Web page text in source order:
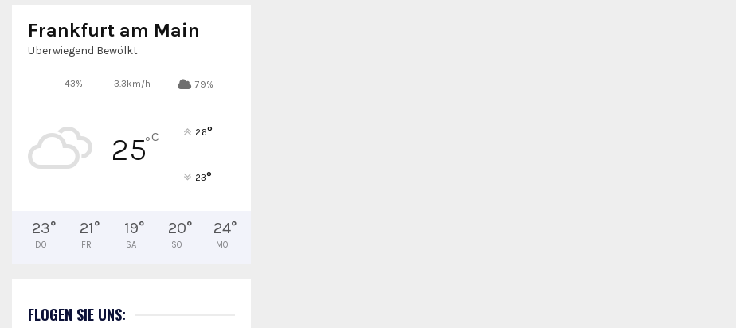
Frankfurt am Main
Überwiegend Bewölkt
43% 3.3km/h 79%
25°C 26°
23°
23°
DO
21°
FR
19°
SA
20°
SO
24°
MO
FLOGEN SIE UNS: